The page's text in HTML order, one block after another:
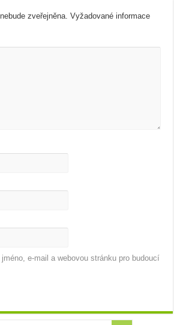
zveřejněna. Vyžadované informace
e-mail a webovou stránku pro budoucí